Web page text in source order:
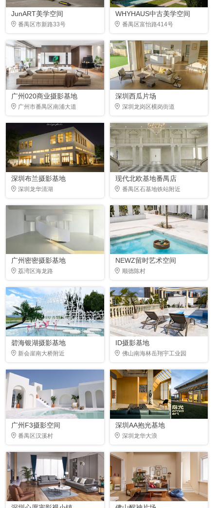
JunART美学空间
番禺区市新路33号
WHYHAUS中古美学空间
番禺区富怡路414号
广州020商业摄影基地
广州市番禺区南浦大道
深圳西瓜片场
深圳龙岗区横岗街道
深圳布兰摄影基地
深圳龙华清湖
现代北欧基地番禺店
番禺区石基地铁站附近
广州密密摄影基地
荔湾区海龙路
NEWZ留时艺术空间
顺德陈村
碧海银湖摄影基地
新会崖南大桥附近
ID摄影基地
佛山南海林岳翔宇工业园
广州F3摄影空间
番禺区汉溪村
深圳AA抱光基地
深圳龙华大浪